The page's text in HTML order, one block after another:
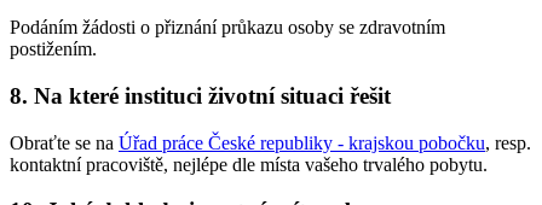
Podáním žádosti o přiznání průkazu osoby se zdravotním
postižením.
8. Na které instituci životní situaci řešit
Obraťte se na Úřad práce České republiky - krajskou pobočku, resp.
kontaktní pracoviště, nejlépe dle místa vašeho trvalého pobytu.